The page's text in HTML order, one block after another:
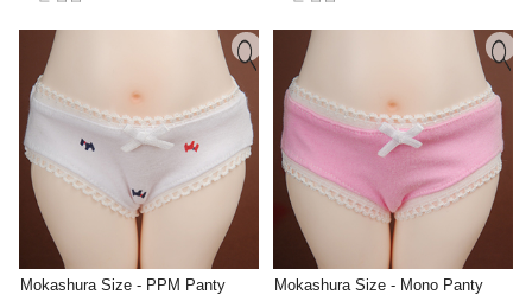
Mokashura Size - PPM Panty
Mokashura Size - Mono Panty